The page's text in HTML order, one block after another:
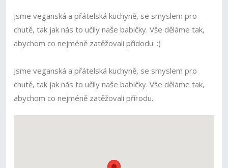
Jsme veganská a přátelská kuchyně, se smyslem pro
chutě, tak jak nás to učily naše babičky. Vše děláme tak,
abychom co nejméně zatěžovali přídodu. :)
Jsme veganská a přátelská kuchyně, se smyslem pro
chutě, tak jak nás to učily naše babičky. Vše děláme tak,
abychom co nejméně zatěžovali přírodu.